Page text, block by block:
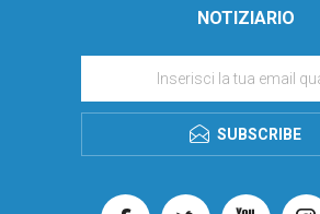
NOTIZIARIO
SUBSCRIBE